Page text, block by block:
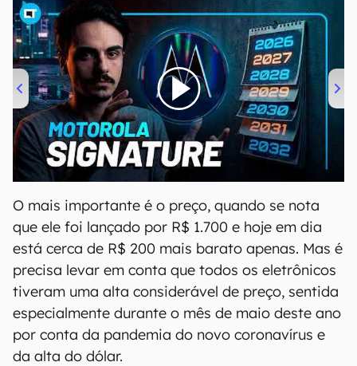
00:00/20:46
O mais importante é o preço, quando se nota
que ele foi lançado por R$ 1.700 e hoje em dia
está cerca de R$ 200 mais barato apenas. Mas é
precisa levar em conta que todos os eletrônicos
tiveram uma alta considerável de preço, sentida
especialmente durante o mês de maio deste ano
por conta da pandemia do novo coronavírus e
da alta do dólar.